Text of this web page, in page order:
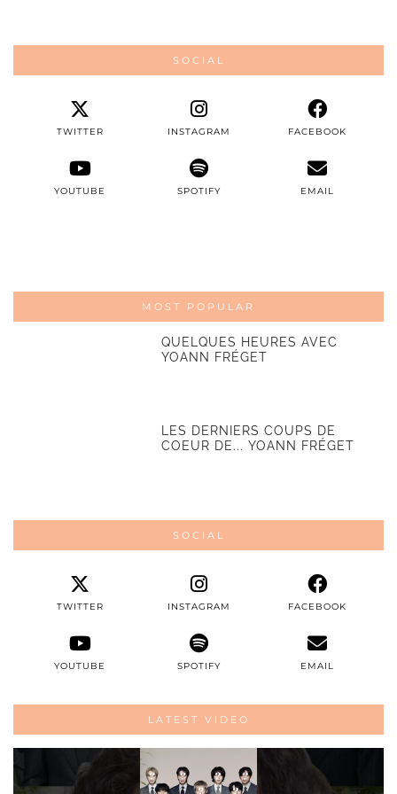
SOCIAL
TWITTER INSTAGRAM FACEBOOK
YOUTUBE SPOTIFY EMAIL
MOST POPULAR
QUELQUES HEURES AVEC
YOANN FRÉGET
LES DERNIERS COUPS DE
COEUR DE... YOANN FRÉGET
SOCIAL
TWITTER INSTAGRAM FACEBOOK
YOUTUBE SPOTIFY EMAIL
LATEST VIDEO